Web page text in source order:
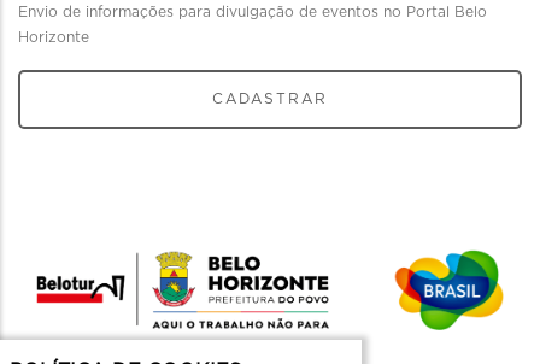
Envio de informações para divulgação de eventos no Portal Belo
Horizonte
CADASTRAR